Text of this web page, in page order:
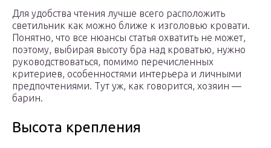
Для удобства чтения лучше всего расположить
светильник как можно ближе к изголовью кровати.
Понятно, что все нюансы статья охватить не может,
поэтому, выбирая высоту бра над кроватью, нужно
руководствоваться, помимо перечисленных
критериев, особенностями интерьера и личными
предпочтениями. Тут уж, как говорится, хозяин —
барин.
Высота крепления